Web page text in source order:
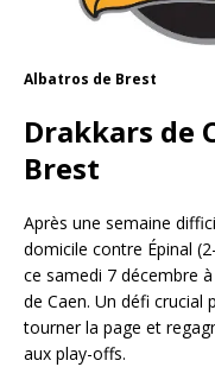
Albatros de Brest
Drakkars de
Brest
Après une semaine
domicile contre Épinal
ce samedi 7 décembre
de Caen. Un défi crucial
tourner la page et
aux play-offs.